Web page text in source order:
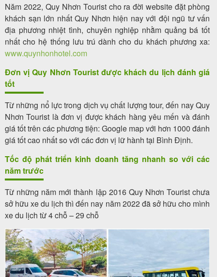
Năm 2022, Quy Nhơn Tourist cho ra đời website đặt phòng
khách sạn lớn nhất Quy Nhơn hiện nay với đội ngũ tư vấn
địa phương nhiệt tình, chuyên nghiệp nhằm quảng bá tốt
nhất cho hệ thống lưu trú dành cho du khách phương xa:
www.quynhonhotel.com
Đơn vị Quy Nhơn Tourist được khách du lịch đánh giá
tốt
Từ những nổ lực trong dịch vụ chất lượng tour, đến nay Quy
Nhơn Tourist là đơn vị được khách hàng yêu mến và đánh
giá tốt trên các phương tiện: Google map với hơn 1000 đánh
giá tốt cao nhất so với các đơn vị lữ hành tại Bình Định.
Tốc độ phát triển kinh doanh tăng nhanh so với các
năm trước
Từ những năm mới thành lập 2016 Quy Nhơn Tourist chưa
sở hữu xe du lịch thì đến nay năm 2022 đã sở hữu cho mình
xe du lịch từ 4 chỗ – 29 chỗ